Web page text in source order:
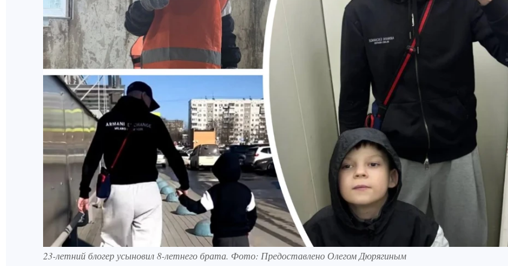
23-летний блогер усыновил 8-летнего брата. Фото: Предоставлено Олегом Дюрягиным